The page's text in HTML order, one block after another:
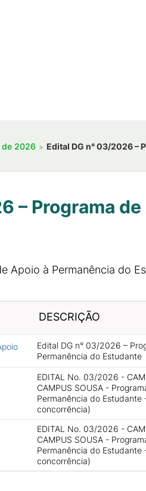
de 2026 Edital DG n° 03/2026 –
– Programa
Apoio à Permanência do
DESCRIÇÃO
Edital DG n° 03/2026 –
Permanência do Estudante
EDITAL No. 03/2026 -
CAMPUS SOUSA -
Permanência do Estudante
concorrência)
EDITAL No. 03/2026 -
CAMPUS SOUSA -
Permanência do Estudante
concorrência)